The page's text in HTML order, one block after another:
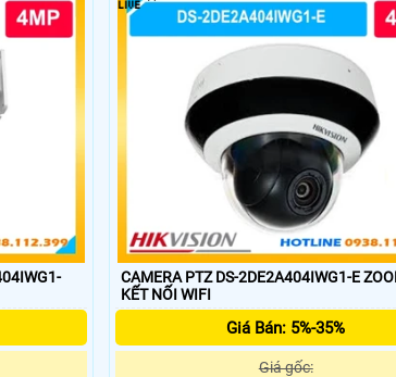
bán khác nhau tuy nhiên với camera wifi chính hãng
quan nhiều đến chất lượng sản phẩm , dịch vụ bảo
CAMERA PTZ DS-2DE2A404IWG1-E
KẾT NỐI WIFI
Giá Bán: 5%-35%
Giá gốc: